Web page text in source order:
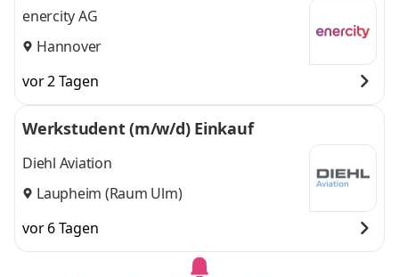
enercity AG
Hannover
vor 2 Tagen
Werkstudent (m/w/d) Einkauf
Diehl Aviation
Laupheim (Raum Ulm)
vor 6 Tagen